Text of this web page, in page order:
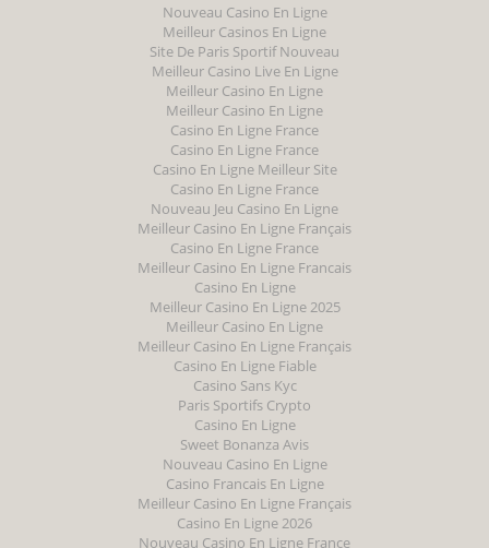
Nouveau Casino En Ligne
Meilleur Casinos En Ligne
Site De Paris Sportif Nouveau
Meilleur Casino Live En Ligne
Meilleur Casino En Ligne
Meilleur Casino En Ligne
Casino En Ligne France
Casino En Ligne France
Casino En Ligne Meilleur Site
Casino En Ligne France
Nouveau Jeu Casino En Ligne
Meilleur Casino En Ligne Français
Casino En Ligne France
Meilleur Casino En Ligne Francais
Casino En Ligne
Meilleur Casino En Ligne 2025
Meilleur Casino En Ligne
Meilleur Casino En Ligne Français
Casino En Ligne Fiable
Casino Sans Kyc
Paris Sportifs Crypto
Casino En Ligne
Sweet Bonanza Avis
Nouveau Casino En Ligne
Casino Francais En Ligne
Meilleur Casino En Ligne Français
Casino En Ligne 2026
Nouveau Casino En Ligne France